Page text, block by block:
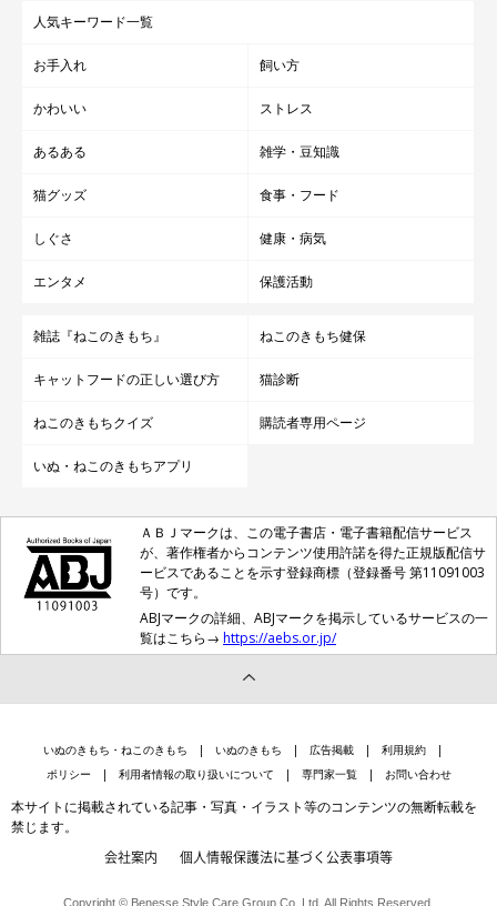
人気キーワード一覧
お手入れ 飼い方
かわいい ストレス
あるある 雑学・豆知識
猫グッズ 食事・フード
しぐさ 健康・病気
エンタメ 保護活動
雑誌『ねこのきもち』 ねこのきもち健保
キャットフードの正しい選び方 猫診断
ねこのきもちクイズ 購読者専用ページ
いぬ・ねこのきもちアプリ
ＡＢＪマークは、この電子書店・電子書籍配信サービス
が、著作権者からコンテンツ使用許諾を得た正規版配信サ
ービスであることを示す登録商標（登録番号 第11091003
号）です。
ABJマークの詳細、ABJマークを掲示しているサービスの一
覧はこちら→ https://aebs.or.jp/
いぬのきもち・ねこのきもち いぬのきもち 広告掲載
利用規約
ポリシー
利用者情報の取り扱いについて 専門家一覧 お問い合わせ
本サイトに掲載されている記事・写真・イラスト等のコンテンツの無断転載を
禁じます。
会社案内 個人情報保護法に基づく公表事項等
Copyright © Benesse Style Care Group Co.,Ltd. All Rights Reserved.